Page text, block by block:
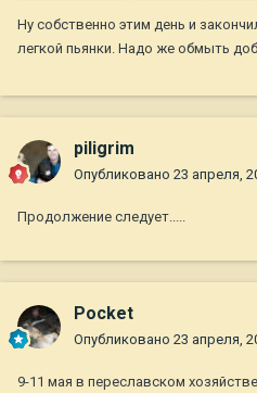
Ну собственно этим день и
легкой пьянки. Надо же обмыть
piligrim
Опубликовано 23 апреля,
Продолжение следует.....
Pocket
Опубликовано 23 апреля,
9-11 мая в переславском